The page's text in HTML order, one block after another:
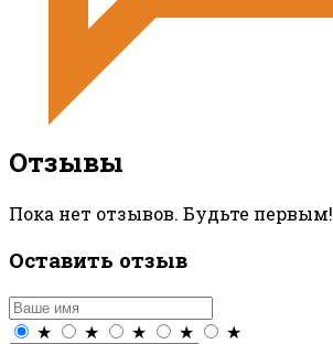
Отзывы
Пока нет отзывов. Будьте первым!
Оставить отзыв
★ ★ ★ ★ ★